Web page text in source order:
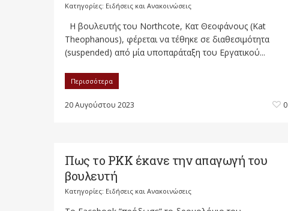
Κατηγορίες: Ειδήσεις και Ανακοινώσεις
Η βουλευτής του Northcote, Κατ Θεοφάνους (Kat
Theophanous), φέρεται να τέθηκε σε διαθεσιμότητα
(suspended) από μία υποπαράταξη του Εργατικού...
Περισσότερα
20 Αυγούστου 2023 0
Πως το PKK έκανε την απαγωγή του
βουλευτή
Κατηγορίες: Ειδήσεις και Ανακοινώσεις